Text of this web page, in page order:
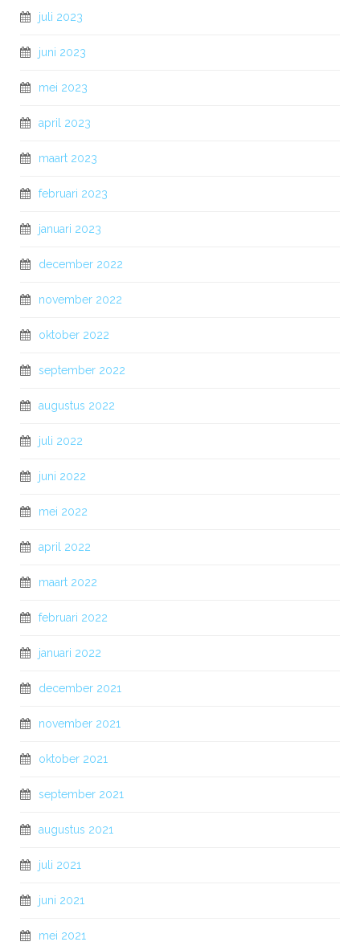
juli 2023
juni 2023
mei 2023
april 2023
maart 2023
februari 2023
januari 2023
december 2022
november 2022
oktober 2022
september 2022
augustus 2022
juli 2022
juni 2022
mei 2022
april 2022
maart 2022
februari 2022
januari 2022
december 2021
november 2021
oktober 2021
september 2021
augustus 2021
juli 2021
juni 2021
mei 2021